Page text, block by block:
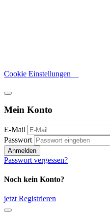
Cookie Einstellungen
Mein Konto
E-Mail
Passwort
Anmelden
Passwort vergessen?
Noch kein Konto?
jetzt Registrieren